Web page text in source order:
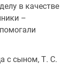
в качестве
–
с сыном, Т. С.